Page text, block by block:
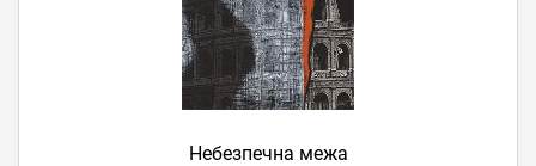
Небезпечна межа